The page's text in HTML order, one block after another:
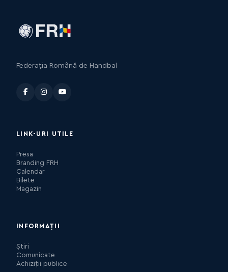
Federația Română de Handbal
LINK-URI UTILE
Presa
Branding FRH
Calendar
Bilete
Magazin
INFORMAȚII
Știri
Comunicate
Achiziții publice